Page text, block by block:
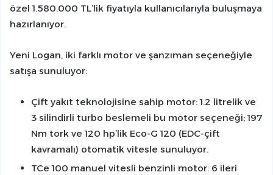
özel 1.580.000 TL’lik fiyatıyla kullanıcılarıyla buluşmaya
hazırlanıyor.
Yeni Logan, iki farklı motor ve şanzıman seçeneğiyle
satışa sunuluyor:
Çift yakıt teknolojisine sahip motor: 1.2 litrelik ve
3 silindirli turbo beslemeli bu motor seçeneği; 197
Nm tork ve 120 hp’lik Eco-G 120 (EDC-çift
kavramalı) otomatik vitesle sunuluyor.
TCe 100 manuel vitesli benzinli motor: 6 ileri